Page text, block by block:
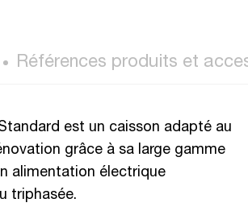
Références produits et
est un caisson adapté au
grâce à sa large gamme
alimentation électrique
triphasée.